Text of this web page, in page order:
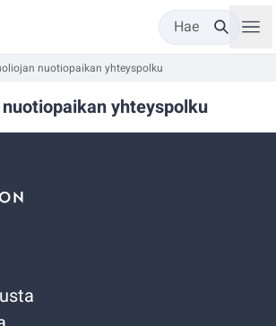
Hae
nuotiopaikan yhteyspolku
yhteyspolku